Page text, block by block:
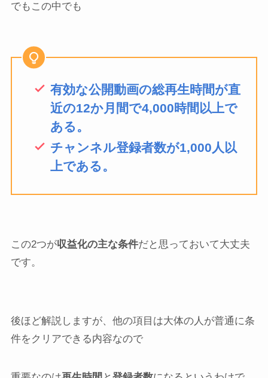
でもこの中でも
有効な公開動画の総再生時間が直
近の12か月間で4,000時間以上で
ある。
チャンネル登録者数が1,000人以
上である。
この2つが収益化の主な条件だと思っておいて大丈夫
です。
後ほど解説しますが、他の項目は大体の人が普通に条
件をクリアできる内容なので